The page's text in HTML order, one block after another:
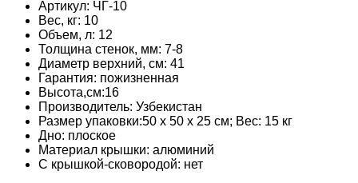
Артикул: ЧГ-10
Вес, кг: 10
Объем, л: 12
Толщина стенок, мм: 7-8
Диаметр верхний, см: 41
Гарантия: пожизненная
Высота,см:16
Производитель: Узбекистан
Размер упаковки:50 х 50 х 25 см; Вес: 15 кг
Дно: плоское
Материал крышки: алюминий
С крышкой-сковородой: нет